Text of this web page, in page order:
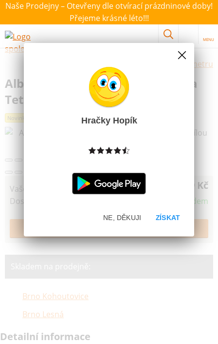
Naše Prodejny – Otevřeny dle otvírací prázdninové doby!
Přejeme krásné léto!!!
MENU
Výběr hraček dle zvoleného parametru
Albi Digitální hra Mini arkádovka
Tetris s černobílou obrazovkou
Novinka
Vaše cena 199 Kč
Dostupnost Skladem
Brno Kohoutovice
Brno Lesná
Detailní informace
Hračky Hopík
ZÍSKAT
NE, DĚKUJI